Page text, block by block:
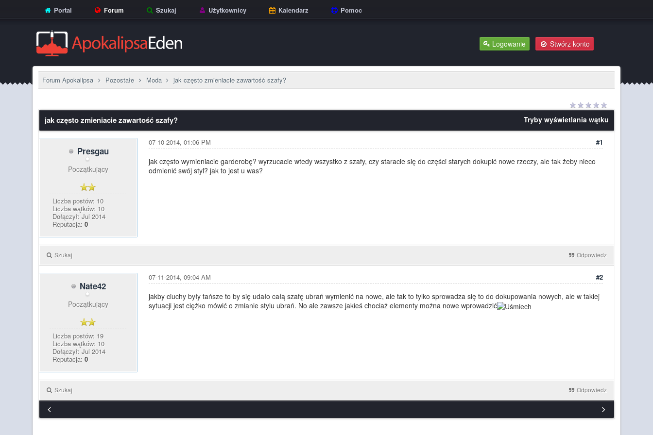
Portal Forum Szukaj Użytkownicy Kalendarz Pomoc
Logowanie Stwórz konto
Forum Apokalipsa Pozostałe Moda jak często zmieniacie zawartość szafy?
Tryby wyświetlania wątku
jak często zmieniacie zawartość szafy?
Presgau
Początkujący
Liczba postów: 10
Liczba wątków: 10
Dołączył: Jul 2014
Reputacja:0
#1
07-10-2014, 01:06 PM
jak często wymieniacie garderobę? wyrzucacie wtedy wszystko z szafy, czy staracie się do części starych dokupić nowe rzeczy, ale tak żeby nieco
odmienić swój styl? jak to jest u was?
Szukaj Odpowiedz
Nate42
Początkujący
Liczba postów: 19
Liczba wątków: 10
Dołączył: Jul 2014
Reputacja:0
#2
07-11-2014, 09:04 AM
jakby ciuchy były tańsze to by się udało całą szafę ubrań wymienić na nowe, ale tak to tylko sprowadza się to do dokupowania nowych, ale w takiej
sytuacji jest ciężko mówić o zmianie stylu ubrań. No ale zawsze jakieś chociaż elementy można nowe wprowadzić
Szukaj Odpowiedz